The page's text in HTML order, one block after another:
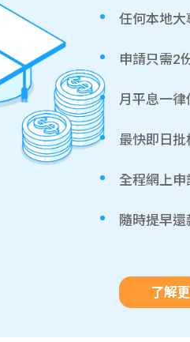
任何本地大
申請只需2
月平息一律
最快即日批
全程網上申
隨時提早
了解